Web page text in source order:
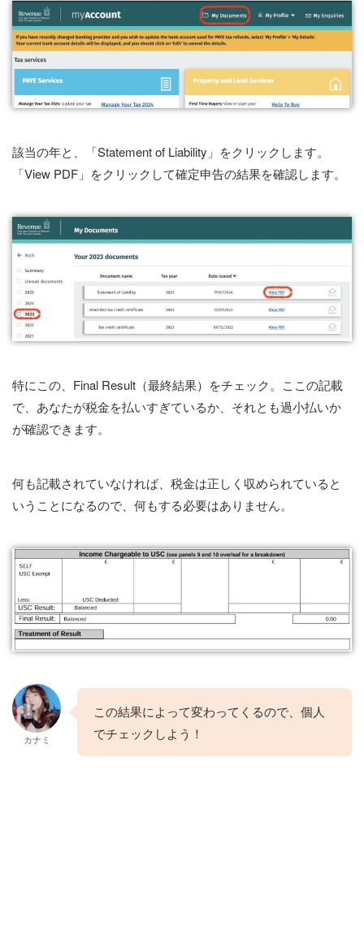
該当の年と、「Statement of Liability」をクリックします。
「View PDF」をクリックして確定申告の結果を確認します。
特にこの、Final Result（最終結果）をチェック。ここの記載
で、あなたが税金を払いすぎているか、それとも過小払いか
が確認できます。
何も記載されていなければ、税金は正しく収められていると
いうことになるので、何もする必要はありません。
カナミ
この結果によって変わってくるので、個人
でチェックしよう！